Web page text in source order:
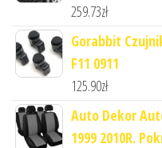
259.73zł
Gorabbit
F11 0911
125.90zł
Auto Dekor
1999 2010R.